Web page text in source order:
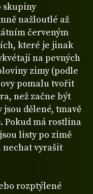
skupiny
nažloutlé až
červeným
které je jinak
na pevných
zimy (podle
pomalu tvořit
než začne být
dělené, tmavě
Pokud má rostlina
listy po zimě
nechat vyrašit
rozptýlené